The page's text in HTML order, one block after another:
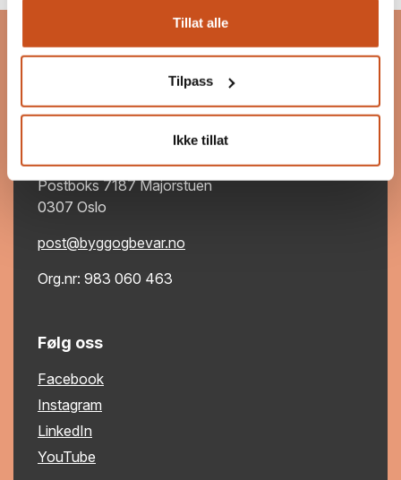
Tillat alle
Tilpass
Ikke tillat
Bygg og Bevar er et program som skal inspirere og
motivere til bevaring, bruk og ombruk av
Postadresse
Postboks 7187 Majorstuen
0307 Oslo
post@byggogbevar.no
Org.nr: 983 060 463
Følg oss
Facebook
Instagram
LinkedIn
YouTube